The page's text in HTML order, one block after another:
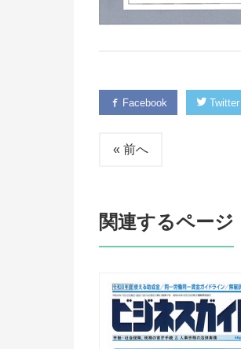
Facebook Twitter
« 前へ
関連するページ